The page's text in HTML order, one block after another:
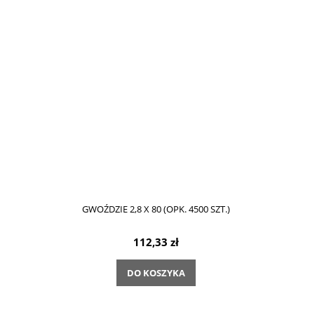
GWOŹDZIE 2,8 X 80 (OPK. 4500 SZT.)
112,33 zł
DO KOSZYKA